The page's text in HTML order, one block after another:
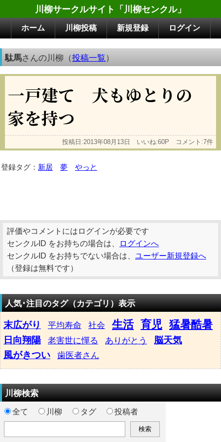
川柳サークルサイト「川柳センクル」
ホーム 川柳投稿 新規登録 ログイン
駄馬さんの川柳（投稿一覧）
一戸建て 犬もゆとりの
家を持つ
投稿日:2013年08月13日 いいね:60P コメント:7件
登録タグ： 新居 夢 やっと
評価やコメントにはログインが必要です
センクルID をお持ちの場合は、
ログインへ
センクルID をお持ちでない場合は、 ユーザー新規登録へ
（登録は無料です）
人気･注目のタグ（カテゴリ）表示
末広がり 平均寿命 社会 生活 育児 猛暑酷暑
日向翔陽 老害世に憚る ありがとう
脳天気
風がきつい
歯医者さん
川柳検索
全て 川柳 タグ 投稿者